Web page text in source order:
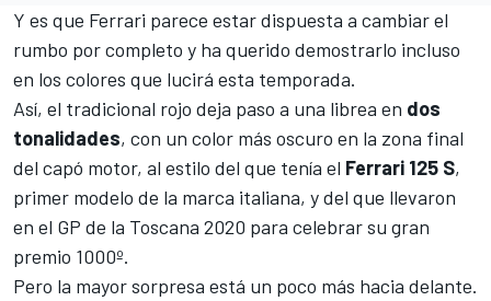
Y es que Ferrari parece estar dispuesta a cambiar el
rumbo por completo y ha querido demostrarlo incluso
en los colores que lucirá esta temporada.
Así, el tradicional rojo deja paso a una librea en dos
tonalidades, con un color más oscuro en la zona final
del capó motor, al estilo del que tenía el Ferrari 125 S,
primer modelo de la marca italiana, y del que llevaron
en el GP de la Toscana 2020 para celebrar su gran
premio 1000º.
Pero la mayor sorpresa está un poco más hacia delante.